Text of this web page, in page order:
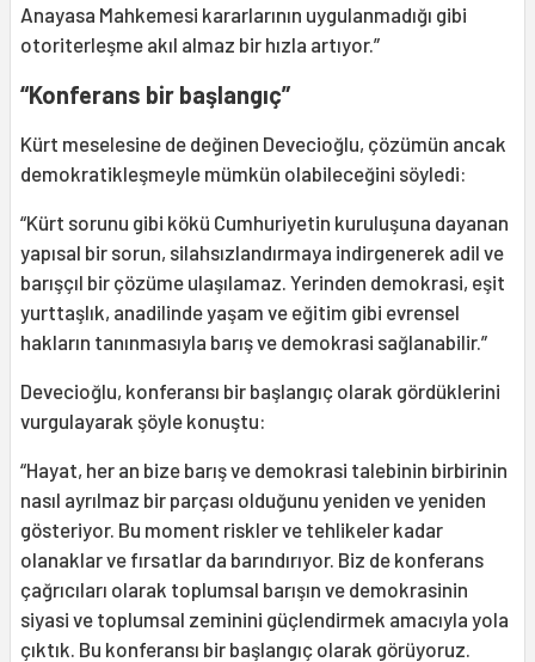
Anayasa Mahkemesi kararlarının uygulanmadığı gibi
otoriterleşme akıl almaz bir hızla artıyor.”
“Konferans bir başlangıç”
Kürt meselesine de değinen Devecioğlu, çözümün ancak
demokratikleşmeyle mümkün olabileceğini söyledi:
“Kürt sorunu gibi kökü Cumhuriyetin kuruluşuna dayanan
yapısal bir sorun, silahsızlandırmaya indirgenerek adil ve
barışçıl bir çözüme ulaşılamaz. Yerinden demokrasi, eşit
yurttaşlık, anadilinde yaşam ve eğitim gibi evrensel
hakların tanınmasıyla barış ve demokrasi sağlanabilir.”
Devecioğlu, konferansı bir başlangıç olarak gördüklerini
vurgulayarak şöyle konuştu:
“Hayat, her an bize barış ve demokrasi talebinin birbirinin
nasıl ayrılmaz bir parçası olduğunu yeniden ve yeniden
gösteriyor. Bu moment riskler ve tehlikeler kadar
olanaklar ve fırsatlar da barındırıyor. Biz de konferans
çağrıcıları olarak toplumsal barışın ve demokrasinin
siyasi ve toplumsal zeminini güçlendirmek amacıyla yola
çıktık. Bu konferansı bir başlangıç olarak görüyoruz.